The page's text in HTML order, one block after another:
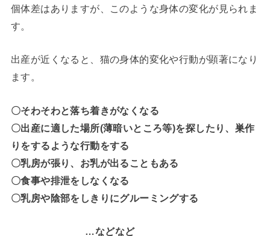
個体差はありますが、このような身体の変化が見られま
す。
出産が近くなると、猫の身体的変化や行動が顕著になり
ます。
〇そわそわと落ち着きがなくなる
〇出産に適した場所(薄暗いところ等)を探したり、巣作
りをするような行動をする
〇乳房が張り、お乳が出ることもある
〇食事や排泄をしなくなる
〇乳房や陰部をしきりにグルーミングする
…などなど